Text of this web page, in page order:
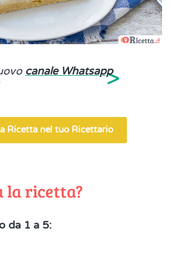
canale Whatsapp>
Ricetta nel tuo Ricettario
la ricetta?
da 1 a 5: